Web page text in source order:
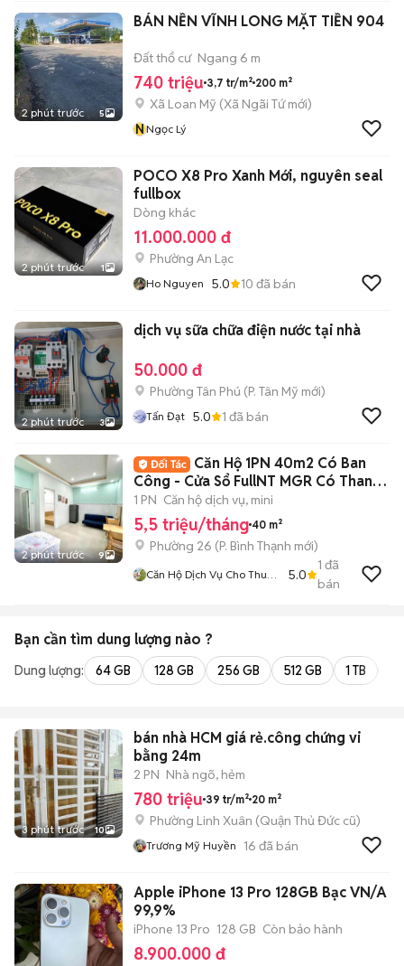
2 phút trước 5
BÁN NỀN VĨNH LONG MẶT TIỀN 904
Đất thổ cư Ngang 6 m
740 triệu 3,7 tr/m² 200 m²
Xã Loan Mỹ (Xã Ngãi Tứmới)
NNgọc Lý
2 phút trước 1
POCO X8 Pro Xanh Mới, nguyên seal
fullbox
Dòng khác
11.000.000 đ
Phường An Lạc
Ho Nguyen 5.0 10 đã bán
2 phút trước 3
dịch vụ sữa chữa điện nước tại nhà
50.000 đ
Phường Tân Phú (P. Tân Mỹ mới)
Tấn Đạt 5.0 1 đã bán
2 phút trước 9
Căn Hộ 1PN 40m2 Có Ban
Công - Cửa Sổ FullNT MGR Có Thang
Máy
1 PN Căn hộ dịch vụ, mini
5,5 triệu/tháng 40 m²
Phường 26 (P. Bình Thạnh mới)
Căn Hộ Dịch Vụ Cho Thuê
5.0
1 đã
bán
Bạn cần tìm dung lượng nào ?
Dung lượng: 64 GB 128 GB 256 GB 512 GB 1 TB
3 phút trước 10
bán nhà HCM giá rẻ.công chứng vi
bằng 24m
2 PN Nhà ngõ, hẻm
780 triệu 39 tr/m² 20 m²
Phường Linh Xuân (Quận Thủ Đức cũ)
Trương Mỹ Huyền 16 đã bán
Apple iPhone 13 Pro 128GB Bạc VN/A
99,9%
iPhone 13 Pro 128 GB Còn bảo hành
8.900.000 đ